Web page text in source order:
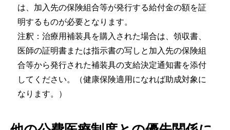
は、加入先の保険組合等が発行する給付金の額を証
明するものが必要となります。
注釈：治療用補装具を購入された場合は、領収書、
医師の証明書または指示書の写しと加入先の保険組
合等から発行された補装具の支給決定通知書を添付
してください。（健康保険適用になれば助成対象に
なります。）